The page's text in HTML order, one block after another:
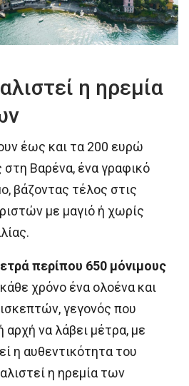
η ηρεμία
έως και τα 200 ευρώ
στη Βαρένα, ένα γραφικό
βάζοντας τέλος στις
με μαγιό ή χωρίς
περίπου 650 μόνιμους
χρόνο ένα ολοένα και
γεγονός που
αρχή να λάβει μέτρα, με
η αυθεντικότητα του
η ηρεμία των